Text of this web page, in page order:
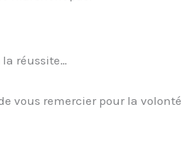
la réussite…
vous remercier pour la